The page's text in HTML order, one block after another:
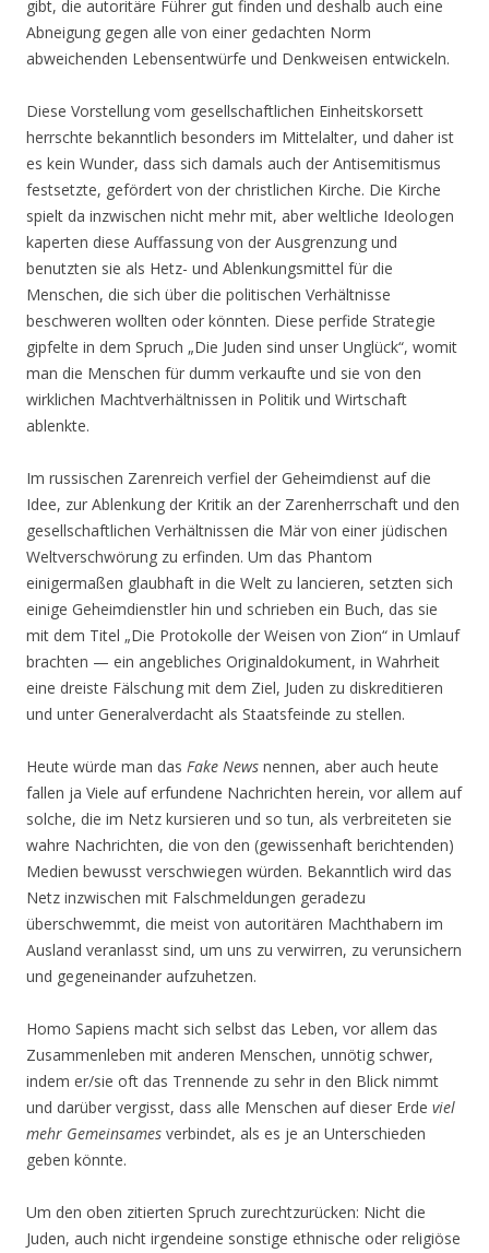
gibt, die autoritäre Führer gut finden und deshalb auch eine
Abneigung gegen alle von einer gedachten Norm
abweichenden Lebensentwürfe und Denkweisen entwickeln.
Diese Vorstellung vom gesellschaftlichen Einheitskorsett
herrschte bekanntlich besonders im Mittelalter, und daher ist
es kein Wunder, dass sich damals auch der Antisemitismus
festsetzte, gefördert von der christlichen Kirche. Die Kirche
spielt da inzwischen nicht mehr mit, aber weltliche Ideologen
kaperten diese Auffassung von der Ausgrenzung und
benutzten sie als Hetz- und Ablenkungsmittel für die
Menschen, die sich über die politischen Verhältnisse
beschweren wollten oder könnten. Diese perfide Strategie
gipfelte in dem Spruch „Die Juden sind unser Unglück“, womit
man die Menschen für dumm verkaufte und sie von den
wirklichen Machtverhältnissen in Politik und Wirtschaft
ablenkte.
Im russischen Zarenreich verfiel der Geheimdienst auf die
Idee, zur Ablenkung der Kritik an der Zarenherrschaft und den
gesellschaftlichen Verhältnissen die Mär von einer jüdischen
Weltverschwörung zu erfinden. Um das Phantom
einigermaßen glaubhaft in die Welt zu lancieren, setzten sich
einige Geheimdienstler hin und schrieben ein Buch, das sie
mit dem Titel „Die Protokolle der Weisen von Zion“ in Umlauf
brachten — ein angebliches Originaldokument, in Wahrheit
eine dreiste Fälschung mit dem Ziel, Juden zu diskreditieren
und unter Generalverdacht als Staatsfeinde zu stellen.
Heute würde man das Fake News nennen, aber auch heute
fallen ja Viele auf erfundene Nachrichten herein, vor allem auf
solche, die im Netz kursieren und so tun, als verbreiteten sie
wahre Nachrichten, die von den (gewissenhaft berichtenden)
Medien bewusst verschwiegen würden. Bekanntlich wird das
Netz inzwischen mit Falschmeldungen geradezu
überschwemmt, die meist von autoritären Machthabern im
Ausland veranlasst sind, um uns zu verwirren, zu verunsichern
und gegeneinander aufzuhetzen.
Homo Sapiens macht sich selbst das Leben, vor allem das
Zusammenleben mit anderen Menschen, unnötig schwer,
indem er/sie oft das Trennende zu sehr in den Blick nimmt
und darüber vergisst, dass alle Menschen auf dieser Erde viel
mehr Gemeinsames verbindet, als es je an Unterschieden
geben könnte.
Um den oben zitierten Spruch zurechtzurücken: Nicht die
Juden, auch nicht irgendeine sonstige ethnische oder religiöse